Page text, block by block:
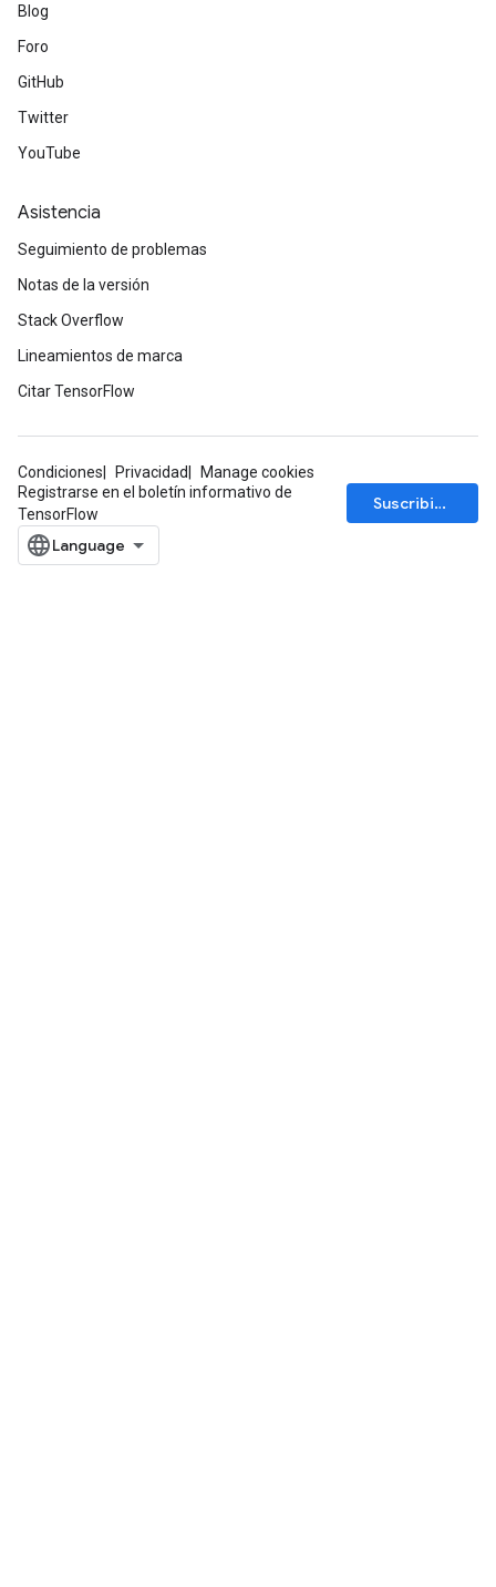
Blog
Foro
GitHub
Twitter
YouTube
Asistencia
Seguimiento de problemas
Notas de la versión
Stack Overflow
Lineamientos de marca
Citar TensorFlow
Condiciones Privacidad
Manage cookies
Registrarse en el boletín informativo de
TensorFlow
Suscribirse